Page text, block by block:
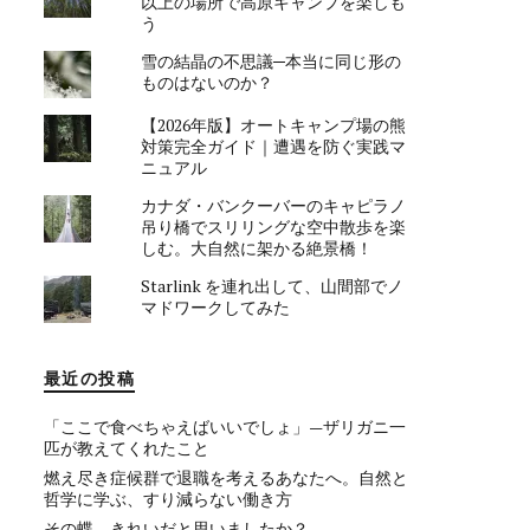
う
雪の結晶の不思議─本当に同じ形の
ものはないのか？
【2026年版】オートキャンプ場の熊
対策完全ガイド｜遭遇を防ぐ実践マ
ニュアル
カナダ・バンクーバーのキャピラノ
吊り橋でスリリングな空中散歩を楽
しむ。大自然に架かる絶景橋！
Starlink を連れ出して、山間部でノ
マドワークしてみた
最近の投稿
「ここで食べちゃえばいいでしょ」—ザリガニ一
匹が教えてくれたこと
燃え尽き症候群で退職を考えるあなたへ。自然と
哲学に学ぶ、すり減らない働き方